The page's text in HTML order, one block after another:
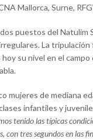
Mallorca, Surne,
puestos del Natulim
La
su nivel en el
mujeres de mediana
infantiles y
tenido las típicas
con tres segundos en las